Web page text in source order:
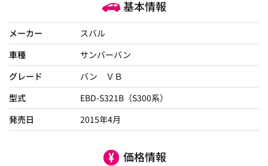
基本情報
メーカー
スバル
車種
サンバーバン
グレード
バン ＶＢ
型式
EBD-S321B（S300系）
発売日
2015年4月
価格情報